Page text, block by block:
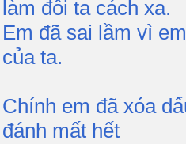
làm đôi ta cách xa.
Em đã sai lầm vì
của ta.
Chính em đã xóa
đánh mất hết